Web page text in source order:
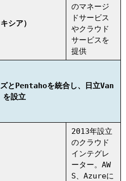
シア）
のマネージ
ドサービス
やクラウド
サービスを
提供
とPentahoを統合し、日立Van
設立
2013年設立
のクラウド
インテグレ
ーター。AW
S、Azureに